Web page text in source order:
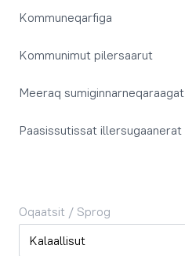
Kommuneqarfiga
Kommunimut pilersaarut
Meeraq sumiginnarneqaraagat
Paasissutissat illersugaanerat
Oqaatsit / Sprog
Oqaatsit / Sprog